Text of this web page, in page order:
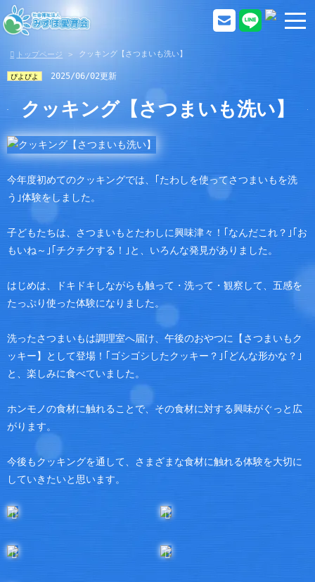
トップページ クッキング【さつまいも洗い】
ぴよぴよ 2025/06/02更新
クッキング【さつまいも洗い】
今年度初めてのクッキングでは、｢たわしを使ってさつまいもを洗
う｣体験をしました。
子どもたちは、さつまいもとたわしに興味津々！｢なんだこれ？｣｢お
もいね～｣｢チクチクする！｣と、いろんな発見がありました。
はじめは、ドキドキしながらも触って・洗って・観察して、五感を
たっぷり使った体験になりました。
洗ったさつまいもは調理室へ届け、午後のおやつに【さつまいもク
ッキー】として登場！｢ゴシゴシしたクッキー？｣｢どんな形かな？｣
と、楽しみに食べていました。
ホンモノの食材に触れることで、その食材に対する興味がぐっと広
がります。
今後もクッキングを通して、さまざまな食材に触れる体験を大切に
していきたいと思います。